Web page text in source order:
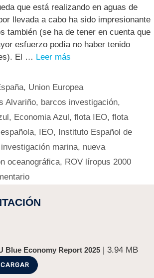
que está realizando en aguas de
llevada a cabo ha sido impresionante
también (se ha de tener en cuenta que
esfuerzo podía no haber tenido
El … Leer más
, Union Europea
Alvariño, barcos investigación,
, Economia Azul, flota IEO, flota
, IEO, Instituto Español de
investigación marina, nueva
oceanográfica, ROV líropus 2000
Blue Economy Report 2025 | 3.94 MB